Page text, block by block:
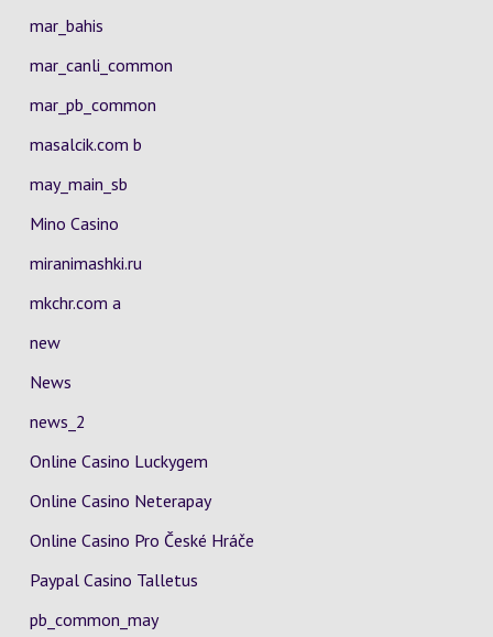
mar_bahis
mar_canli_common
mar_pb_common
masalcik.com b
may_main_sb
Mino Casino
miranimashki.ru
mkchr.com a
new
News
news_2
Online Casino Luckygem
Online Casino Neterapay
Online Casino Pro České Hráče
Paypal Casino Talletus
pb_common_may